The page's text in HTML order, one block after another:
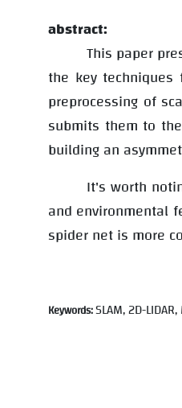
abstract:
This paper
the key
preprocessing of
submits them to
building an
It's worth
and environmental
spider net is more
Keywords:SLAM, 2D-